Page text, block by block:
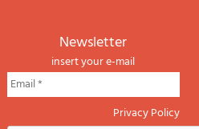
newsletter
insert your e-mail
Privacy Policy